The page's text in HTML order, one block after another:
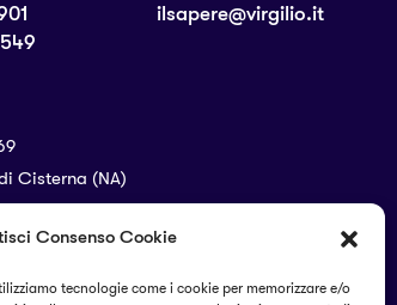
Consenso Cookie
tecnologie come i cookie per memorizzare e/o
ilsapere@virgilio.it
Cisterna (NA)